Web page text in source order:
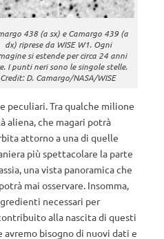
438 (a sx) e Camargo 439 (a
dx) riprese da WISE W1. Ogni
si estende per circa 24 anni
I punti neri sono le singole stelle.
Credit: D. Camargo/NASA/WISE
peculiari. Tra qualche milione
aliena, che magari potrà
attorno a una di quelle
più spettacolare la parte
una vista panoramica che
mai osservare. Insomma,
necessari per
alla nascita di questi
bisogno di nuovi dati e